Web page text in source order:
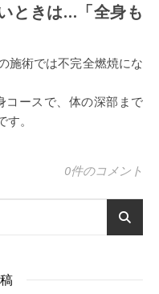
ときは…「全身も
施術では不完全燃焼にな
ースで、体の深部まで
。
0件のコメント